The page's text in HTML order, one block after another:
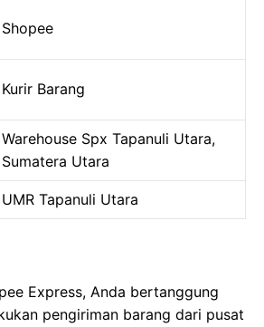
Shopee
Kurir Barang
Warehouse Spx Tapanuli Utara,
Sumatera Utara
UMR Tapanuli Utara
Express, Anda bertanggung
pengiriman barang dari pusat